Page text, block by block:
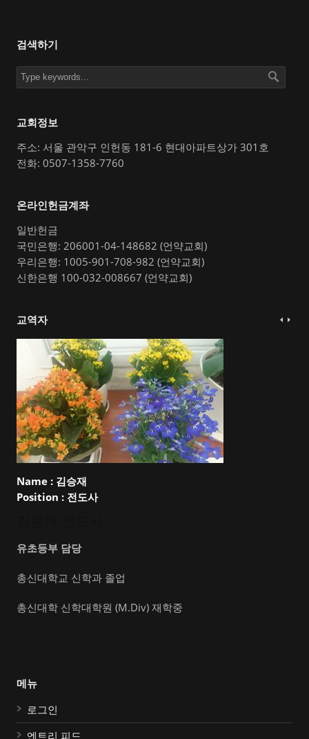
검색하기
교회정보
주소: 서울 관악구 인헌동 181-6 현대아파트상가 301호
전화: 0507-1358-7760
온라인헌금계좌
일반헌금
국민은행: 206001-04-148682 (언약교회)
우리은행: 1005-901-708-982 (언약교회)
신한은행 100-032-008667 (언약교회)
교역자
Name : 김승재
Position : 전도사
유초등부 담당
총신대학교 신학과 졸업
총신대학 신학대학원 (M.Div) 재학중
메뉴
로그인
엔트리 피드